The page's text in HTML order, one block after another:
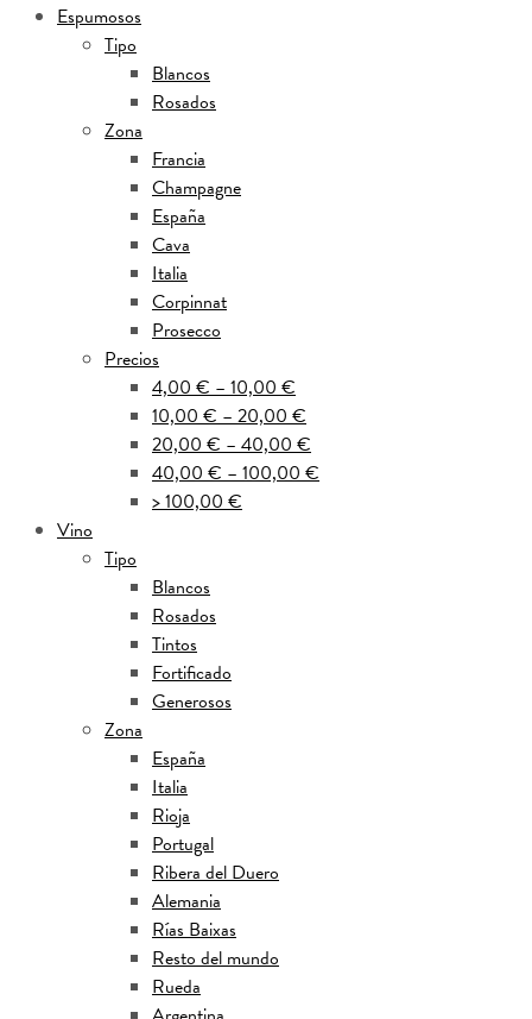
Espumosos
Tipo
Blancos
Rosados
Zona
Francia
Champagne
España
Cava
Italia
Corpinnat
Prosecco
Precios
4,00 € – 10,00 €
10,00 € – 20,00 €
20,00 € – 40,00 €
40,00 € – 100,00 €
> 100,00 €
Vino
Tipo
Blancos
Rosados
Tintos
Fortificado
Generosos
Zona
España
Italia
Rioja
Portugal
Ribera del Duero
Alemania
Rías Baixas
Resto del mundo
Rueda